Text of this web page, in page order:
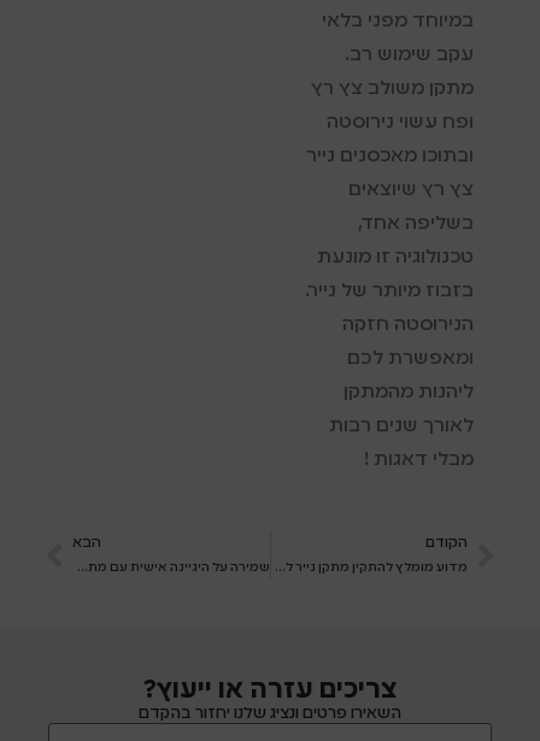
במיוחד מפני בלאי
עקב שימוש רב.
מתקן משולב צץ רץ
ופח עשוי נירוסטה
ובתוכו מאכסנים נייר
צץ רץ שיוצאים
בשליפה אחד,
טכנולוגיה זו מונעת
בזבוז מיותר של נייר.
הנירוסטה חזקה
ומאפשרת לכם
ליהנות מהמתקן
לאורך שנים רבות
מבלי דאגות !
הקודם
מדוע מומלץ להתקין מתקן נייר לכיסוי אסלה?
הבא
שמירה על היגיינה אישית עם מתקני צץ רץ
צריכים עזרה או ייעוץ?
השאירו פרטים ונציג שלנו יחזור בהקדם